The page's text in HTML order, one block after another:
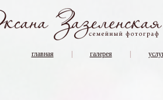
главная галерея